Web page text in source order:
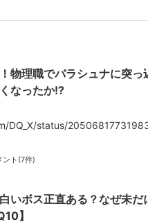
物理職でバラシュナに突っ
なったか!?
DQ_X/status/
ント(7件)
いボス正直ある？なぜ未だ
】